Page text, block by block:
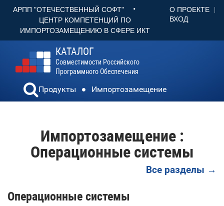
АРПП "ОТЕЧЕСТВЕННЫЙ СОФТ" •
ЦЕНТР КОМПЕТЕНЦИЙ ПО
ИМПОРТОЗАМЕЩЕНИЮ В СФЕРЕ ИКТ
О ПРОЕКТЕ
ВХОД
КАТАЛОГ
Совместимости Российского
Программного Обеспечения
Продукты Импортозамещение
Импортозамещение :
Операционные системы
Все разделы →
Операционные системы